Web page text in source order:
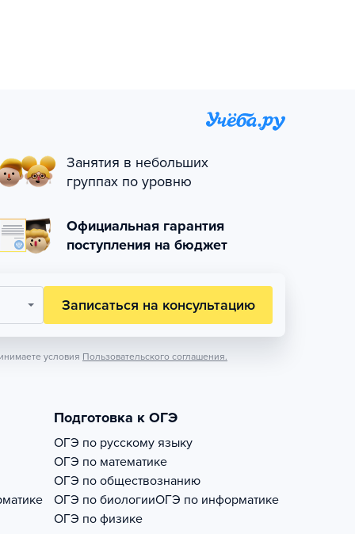
Занятия в небольших
группах по уровню
Официальная гарантия
поступления на бюджет
Записаться на консультацию
условия Пользовательского соглашения.
Подготовка к ОГЭ
ОГЭ по русскому языку
ОГЭ по математике
ОГЭ по обществознанию
ОГЭ по биологииОГЭ по информатике
ОГЭ по физике